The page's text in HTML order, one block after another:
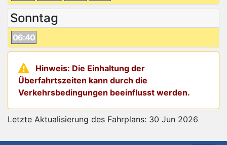
Sonntag
06:40
Hinweis: Die Einhaltung der
Überfahrtszeiten kann durch die
Verkehrsbedingungen beeinflusst werden.
Letzte Aktualisierung des Fahrplans: 30 Jun 2026